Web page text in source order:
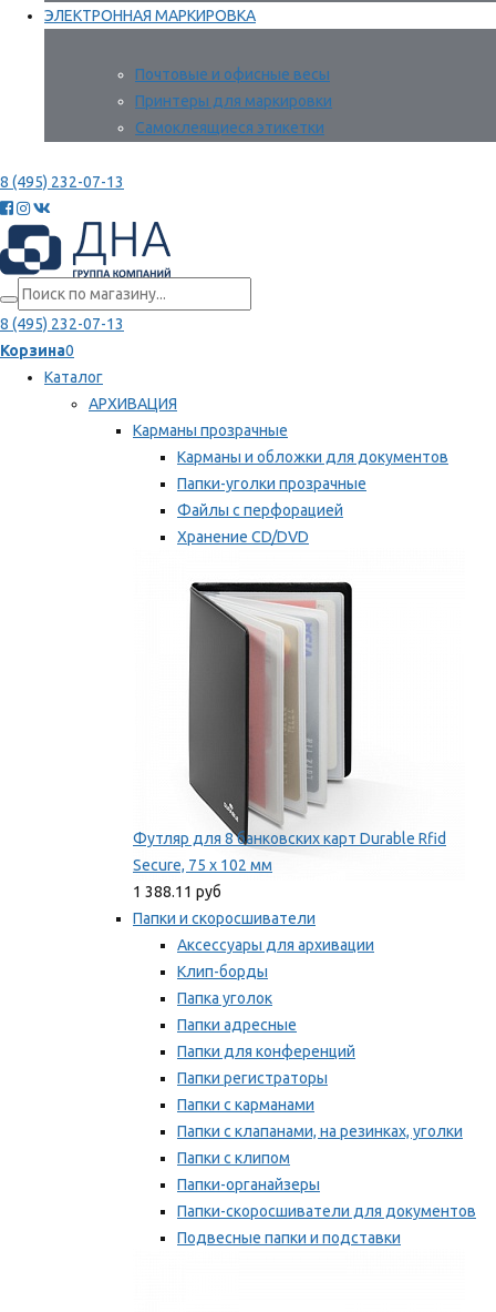
ЭЛЕКТРОННАЯ МАРКИРОВКА
Почтовые и офисные весы
Принтеры для маркировки
Самоклеящиеся этикетки
8 (495) 232-07-13
8 (495) 232-07-13
Корзина0
Каталог
АРХИВАЦИЯ
Карманы прозрачные
Карманы и обложки для документов
Папки-уголки прозрачные
Файлы с перфорацией
Хранение CD/DVD
Мы рекомендуем
Футляр для 8 банковских карт Durable Rfid
Secure, 75 х 102 мм
1 388.11 руб
Папки и скоросшиватели
Аксессуары для архивации
Клип-борды
Папка уголок
Папки адресные
Папки для конференций
Папки регистраторы
Папки с карманами
Папки с клапанами, на резинках, уголки
Папки с клипом
Папки-органайзеры
Папки-скоросшиватели для документов
Подвесные папки и подставки